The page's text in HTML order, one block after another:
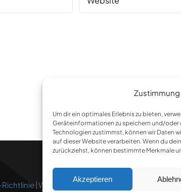
Um dir ein optimales Erlebnis zu bieten,
Geräteinformationen zu speichern und/oder
Technologien zustimmst, können wir Daten
auf dieser Website verarbeiten. Wenn du
zurückziehst, können bestimmte Merkmale
Akzeptieren
| Webkonzeptwww.onemedien.de